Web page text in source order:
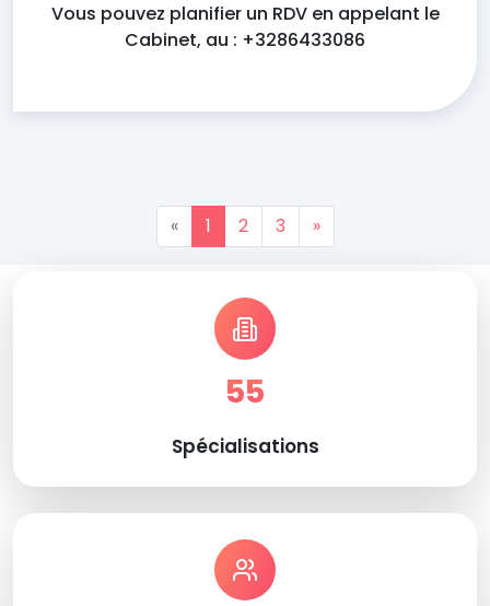
Vous pouvez planifier un RDV en appelant le
Cabinet, au : +3286433086
« 1 2 3 »
55
Spécialisations